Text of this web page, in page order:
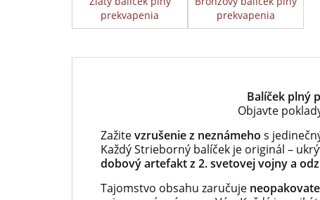
prekvapenia
prekvapenia
Balíček plný
Objavte
Zažitevzrušenie z neznámeho s
Každý Strieborný balíček je originál –
dobový artefakt z 2. svetovej vojny a
Tajomstvo obsahu zaručuje